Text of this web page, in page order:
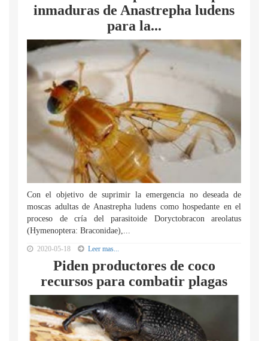
inmaduras de Anastrepha ludens
para la...
Con el objetivo de suprimir la emergencia no deseada de
moscas adultas de Anastrepha ludens como hospedante en el
proceso de cría del parasitoide Doryctobracon areolatus
(Hymenoptera: Braconidae),...
2020-05-18 Leer mas...
Piden productores de coco
recursos para combatir plagas